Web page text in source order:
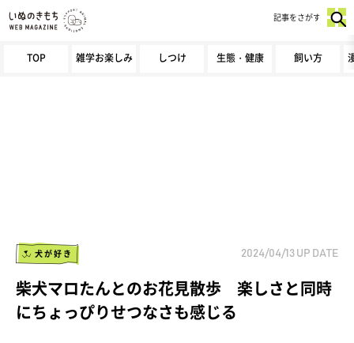
TOP 雑学お楽しみ しつけ 生態・健康 飼い方
記事をさがす
犬が好き 2024/04/13 UP DATE
柴犬マロたんとのお花見散歩 楽しさと同時
にちょっぴりせつなさも感じる